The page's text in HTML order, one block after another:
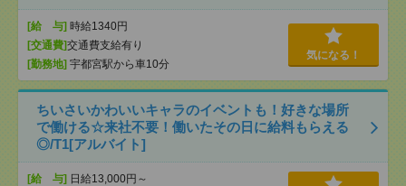
[給 与] 時給1340円
[交通費]交通費支給有り
[勤務地] 宇都宮駅から車10分
気になる！
ちいさいかわいいキャラのイベントも！好きな場所
で働ける☆来社不要！働いたその日に給料もらえる
◎/T1[アルバイト]
[給 与] 日給13,000円～